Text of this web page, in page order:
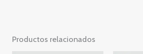
Productos relacionados